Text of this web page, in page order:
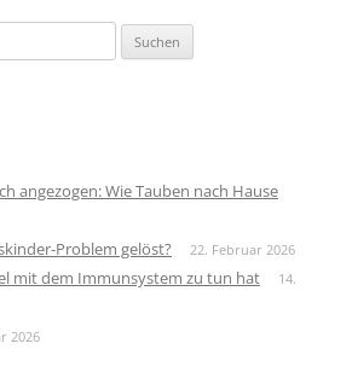
angezogen: Wie Tauben nach Hause
Problem gelöst? 22. Februar 2026
mit dem Immunsystem zu tun hat
14.
2026